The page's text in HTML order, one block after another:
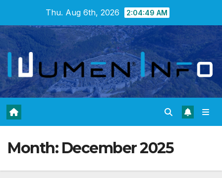
content
Thu. Aug 6th, 2026 2:04:50 AM
Month: December 2025